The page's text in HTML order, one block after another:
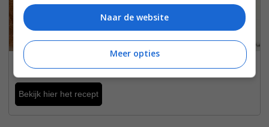
Pumpkinspice cinnamonrolls
Bekijk hier het recept
Naar de website
Meer opties